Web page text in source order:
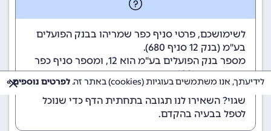
לשימושכם, פרטי סניף כפר שמריהו בבנק הפועלים
בע"מ (בנק 12
סניף 680).
מספר בנק הפועלים בע"מ הוא 12
, ומספר סניף כפר
שמריהו הוא 680.
הנתונים מתעדכנים באופן קבוע. נתקלתם במידע
שגוי? השאירו לנו תגובה בתחתית הדף כדי שנוכל
לטפל בבעיה בהקדם.
לידיעתך, אנו משתמשים בעוגיות (cookies) באתר זה. לפרטים נוספים »